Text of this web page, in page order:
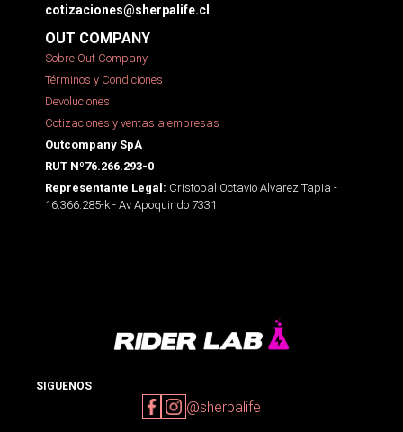
cotizaciones@sherpalife.cl
OUT COMPANY
Sobre Out Company
Términos y Condiciones
Devoluciones
Cotizaciones y ventas a empresas
Outcompany SpA
RUT Nº76.266.293-0
Representante Legal: Cristobal Octavio Alvarez Tapia -
16.366.285-k - Av Apoquindo 7331
SIGUENOS
@sherpalife